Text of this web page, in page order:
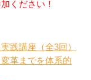
ください！
践講座（全3回）
革までを体系的